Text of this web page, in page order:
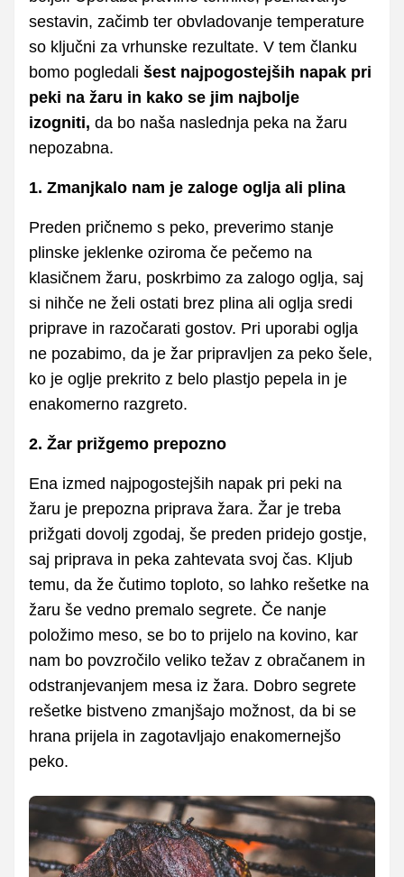
sestavin, začimb ter obvladovanje temperature
so ključni za vrhunske rezultate. V tem članku
bomo pogledali šest najpogostejših napak pri
peki na žaru in kako se jim najbolje
izogniti, da bo naša naslednja peka na žaru
nepozabna.
1. Zmanjkalo nam je zaloge oglja ali plina
Preden pričnemo s peko, preverimo stanje
plinske jeklenke oziroma če pečemo na
klasičnem žaru, poskrbimo za zalogo oglja, saj
si nihče ne želi ostati brez plina ali oglja sredi
priprave in razočarati gostov. Pri uporabi oglja
ne pozabimo, da je žar pripravljen za peko šele,
ko je oglje prekrito z belo plastjo pepela in je
enakomerno razgreto.
2. Žar prižgemo prepozno
Ena izmed najpogostejših napak pri peki na
žaru je prepozna priprava žara. Žar je treba
prižgati dovolj zgodaj, še preden pridejo gostje,
saj priprava in peka zahtevata svoj čas. Kljub
temu, da že čutimo toploto, so lahko rešetke na
žaru še vedno premalo segrete. Če nanje
položimo meso, se bo to prijelo na kovino, kar
nam bo povzročilo veliko težav z obračanem in
odstranjevanjem mesa iz žara. Dobro segrete
rešetke bistveno zmanjšajo možnost, da bi se
hrana prijela in zagotavljajo enakomernejšo
peko.